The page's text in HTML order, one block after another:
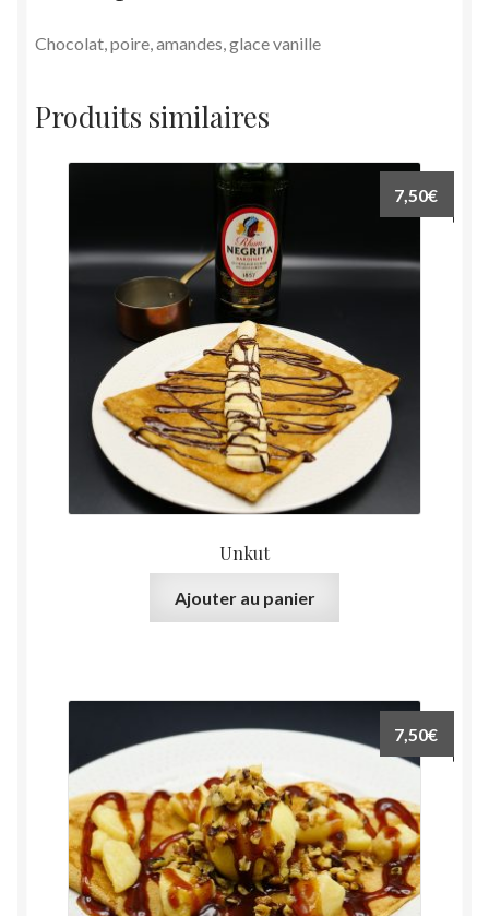
Chocolat, poire, amandes, glace vanille
Produits similaires
Unkut
7,50€
Ajouter au panier
7,50€